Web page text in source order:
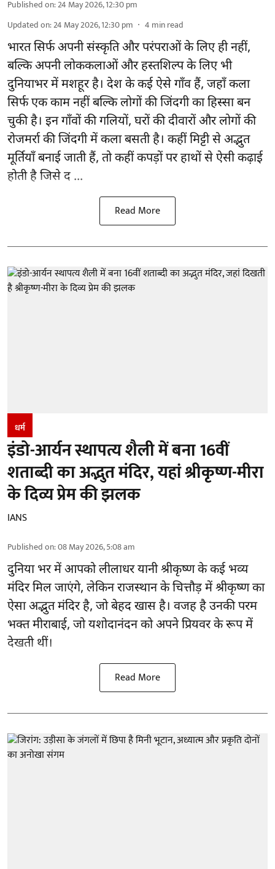
Published on:24 May 2026, 12:30 pm
Updated on:24 May 2026, 12:30 pm 4 min read
भारत सिर्फ अपनी संस्कृति और परंपराओं के लिए ही नहीं,
बल्कि अपनी लोककलाओं और हस्तशिल्प के लिए भी
दुनियाभर में मशहूर है। देश के कई ऐसे गाँव हैं, जहाँ कला
सिर्फ एक काम नहीं बल्कि लोगों की जिंदगी का हिस्सा बन
चुकी है। इन गाँवों की गलियों, घरों की दीवारों और लोगों की
रोजमर्रा की जिंदगी में कला बसती है। कहीं मिट्टी से अद्भुत
मूर्तियाँ बनाई जाती हैं, तो कहीं कपड़ों पर हाथों से ऐसी कढ़ाई
होती है जिसे द ...
Read More
धर्म
इंडो-आर्यन स्थापत्य शैली में बना 16वीं
शताब्दी का अद्भुत मंदिर, यहां श्रीकृष्ण-मीरा
के दिव्य प्रेम की झलक
IANS
Published on:08 May 2026, 5:08 am
दुनिया भर में आपको लीलाधर यानी श्रीकृष्ण के कई भव्य
मंदिर मिल जाएंगे, लेकिन राजस्थान के चित्तौड़ में श्रीकृष्ण का
ऐसा अद्भुत मंदिर है, जो बेहद खास है। वजह है उनकी परम
भक्त मीराबाई, जो यशोदानंदन को अपने प्रियवर के रूप में
देखती थीं।
Read More